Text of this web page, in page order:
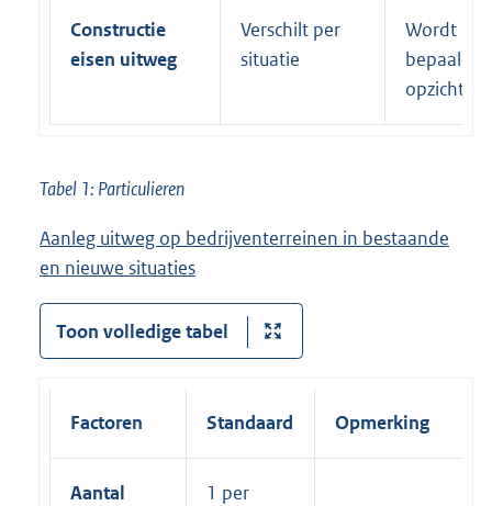
Constructie
eisen uitweg
Verschilt per
situatie
Wordt
bepaald
opzichter
Tabel 1: Particulieren
Aanleg uitweg op bedrijventerreinen in bestaande
en nieuwe situaties
Toon volledige tabel
Factoren Standaard Opmerking
Aantal
1 per